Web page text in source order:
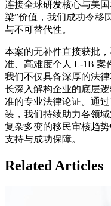
连接全球研发核心与美
梁”价值，我们成功令移
与不可替代性。
本案的无补件直接获批
准、高难度个人 L-1B 案
我们不仅具备深厚的法
长深入解构企业的底层
准的专业法律论证。通
装，我们持续助力各领
复杂多变的移民审核趋
支持与成功保障。
Related Articles